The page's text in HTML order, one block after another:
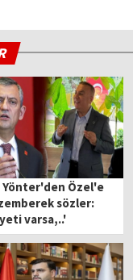
Yönter'den Özel'e
sözler:
varsa,..'